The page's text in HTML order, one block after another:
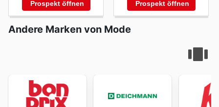
Prospekt öffnen Prospekt öffnen
Andere Marken von Mode